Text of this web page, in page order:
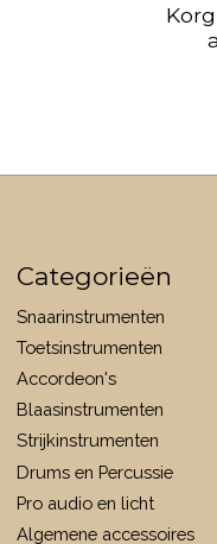
Categorieën
Snaarinstrumenten
Toetsinstrumenten
Accordeon's
Blaasinstrumenten
Strijkinstrumenten
Drums en Percussie
Pro audio en licht
Algemene accessoires